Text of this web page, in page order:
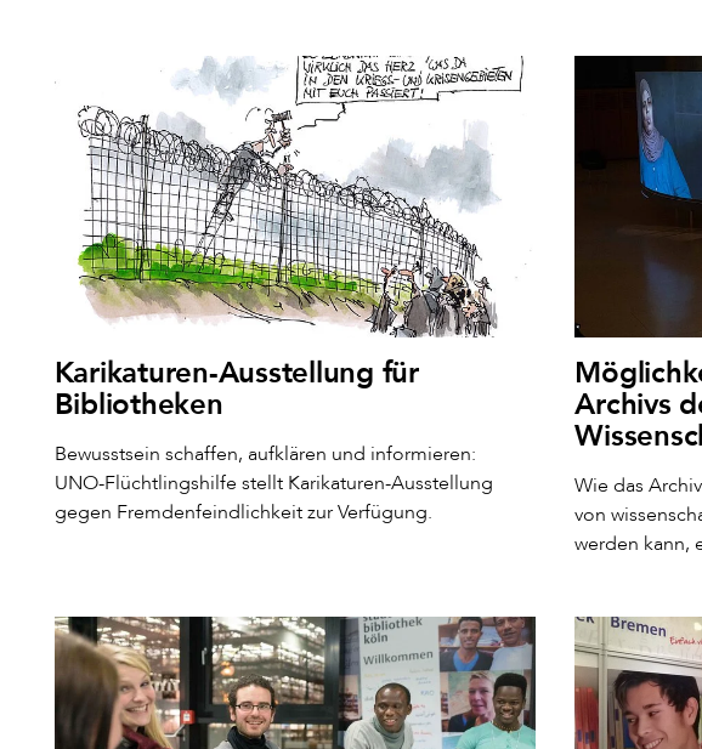
Karikaturen-Ausstellung für
Bibliotheken
Bewusstsein schaffen, aufklären und informieren:
UNO-Flüchtlingshilfe stellt Karikaturen-Ausstellung
gegen Fremdenfeindlichkeit zur Verfügung.
Archivs
Wie das
von
werden kann,